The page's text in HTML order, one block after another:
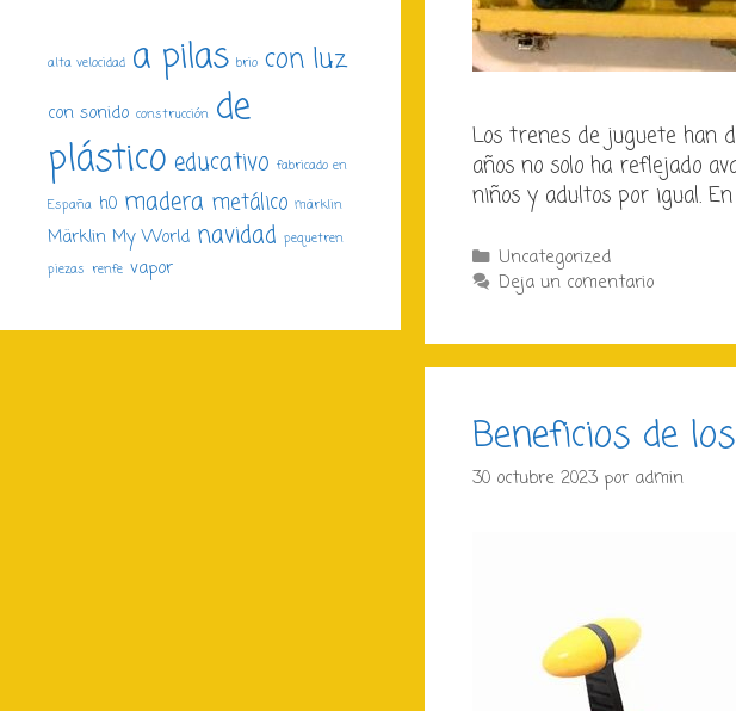
Los trenes de juguete han
años no solo ha reflejado
niños y adultos por igual.
Categorías
Uncategorized
Deja un comentario
Beneficios de
30 octubre 2023 por admin
alta velocidad a pilas brio con luz
con sonido construcción de
plástico educativo fabricado en
España h0 madera metálico märklin
Märklin My World navidad pequetren
piezas renfe vapor